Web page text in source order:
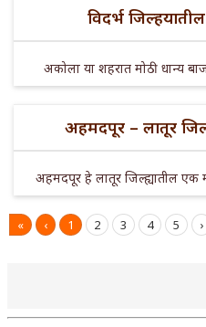
विदर्भ
अकोला या शहरात मोठी धान्य
अहमदपूर – लातूर
अहमदपूर हे लातूर जिल्ह्यातील
« ‹ 1 2 3 4 5 ›